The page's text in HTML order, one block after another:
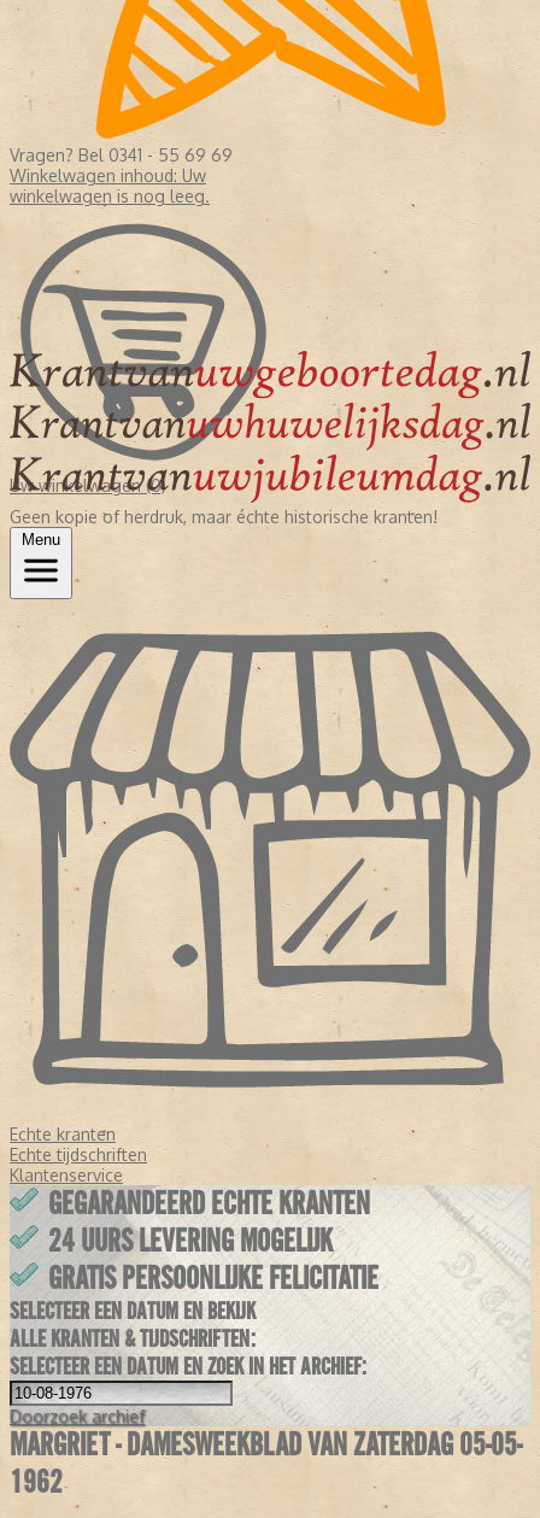
Vragen? Bel 0341 - 55 69 69
Winkelwagen inhoud: Uw
winkelwagen is nog leeg.
Uw winkelwagen (0)
Geen kopie of herdruk, maar échte historische kranten!
Menu
Echte kranten
Echte tijdschriften
Klantenservice
GEGARANDEERD ECHTE KRANTEN
24 UURS LEVERING MOGELIJK
GRATIS PERSOONLIJKE FELICITATIE
SELECTEER EEN DATUM EN BEKIJK
ALLE KRANTEN & TIJDSCHRIFTEN:
SELECTEER EEN DATUM EN ZOEK IN HET ARCHIEF:
Doorzoek archief
MARGRIET - DAMESWEEKBLAD VAN ZATERDAG 05-05-
1962